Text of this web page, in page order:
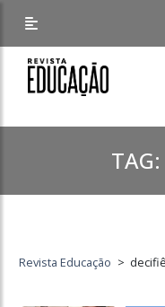
TAG:
Revista Educação >